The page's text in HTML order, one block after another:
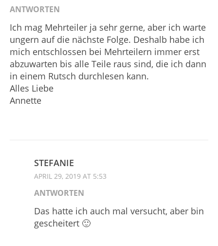
ANTWORTEN
Ich mag Mehrteiler ja sehr gerne, aber ich warte
ungern auf die nächste Folge. Deshalb habe ich
mich entschlossen bei Mehrteilern immer erst
abzuwarten bis alle Teile raus sind, die ich dann
in einem Rutsch durchlesen kann.
Alles Liebe
Annette
STEFANIE
APRIL 29, 2019 AT 5:53
ANTWORTEN
Das hatte ich auch mal versucht, aber bin
gescheitert 🙂